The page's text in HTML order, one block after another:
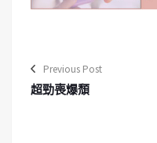
Previous Post
超勁喪爆頹